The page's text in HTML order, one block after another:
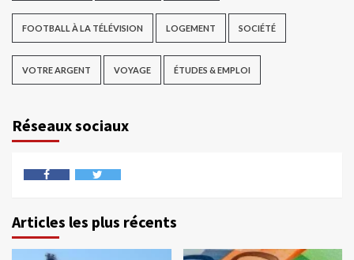
FOOTBALL À LA TÉLÉVISION LOGEMENT SOCIÉTÉ
VOTRE ARGENT VOYAGE ÉTUDES & EMPLOI
Réseaux sociaux
Articles les plus récents